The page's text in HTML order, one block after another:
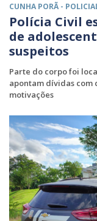
CUNHA PORÃ -
Polícia Civil
de
suspeitos
Parte do corpo foi
apontam dívidas com
motivações